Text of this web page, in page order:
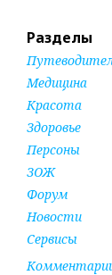
Разделы
Медицина
Красота
Здоровье
Персоны
ЗОЖ
Форум
Новости
Сервисы